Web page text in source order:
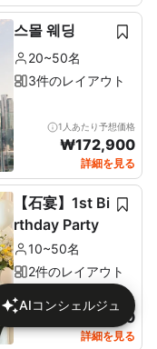
스몰 웨딩
20~50名
3件のレイアウト
1人あたり予想価格
₩172,900
詳細を見る
【石宴】1st Bi
rthday Party
10~50名
2件のレイアウト
1人あたり予想価格
137,680
詳細を見る
AIコンシェルジュ